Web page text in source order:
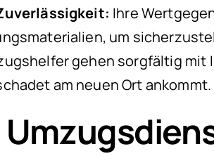
Ihre
um
gehen sorgfältig mit
am neuen Ort ankommt.